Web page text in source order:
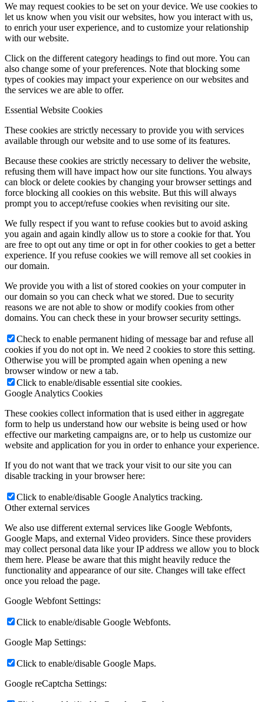
We may request cookies to be set on your device. We use cookies to
let us know when you visit our websites, how you interact with us,
to enrich your user experience, and to customize your relationship
with our website.
Click on the different category headings to find out more. You can
also change some of your preferences. Note that blocking some
types of cookies may impact your experience on our websites and
the services we are able to offer.
Essential Website Cookies
These cookies are strictly necessary to provide you with services
available through our website and to use some of its features.
Because these cookies are strictly necessary to deliver the website,
refusing them will have impact how our site functions. You always
can block or delete cookies by changing your browser settings and
force blocking all cookies on this website. But this will always
prompt you to accept/refuse cookies when revisiting our site.
We fully respect if you want to refuse cookies but to avoid asking
you again and again kindly allow us to store a cookie for that. You
are free to opt out any time or opt in for other cookies to get a better
experience. If you refuse cookies we will remove all set cookies in
our domain.
We provide you with a list of stored cookies on your computer in
our domain so you can check what we stored. Due to security
reasons we are not able to show or modify cookies from other
domains. You can check these in your browser security settings.
Check to enable permanent hiding of message bar and refuse all
cookies if you do not opt in. We need 2 cookies to store this setting.
Otherwise you will be prompted again when opening a new
browser window or new a tab.
Click to enable/disable essential site cookies.
Google Analytics Cookies
These cookies collect information that is used either in aggregate
form to help us understand how our website is being used or how
effective our marketing campaigns are, or to help us customize our
website and application for you in order to enhance your experience.
If you do not want that we track your visit to our site you can
disable tracking in your browser here:
Click to enable/disable Google Analytics tracking.
Other external services
We also use different external services like Google Webfonts,
Google Maps, and external Video providers. Since these providers
may collect personal data like your IP address we allow you to block
them here. Please be aware that this might heavily reduce the
functionality and appearance of our site. Changes will take effect
once you reload the page.
Google Webfont Settings:
Click to enable/disable Google Webfonts.
Google Map Settings:
Click to enable/disable Google Maps.
Google reCaptcha Settings: